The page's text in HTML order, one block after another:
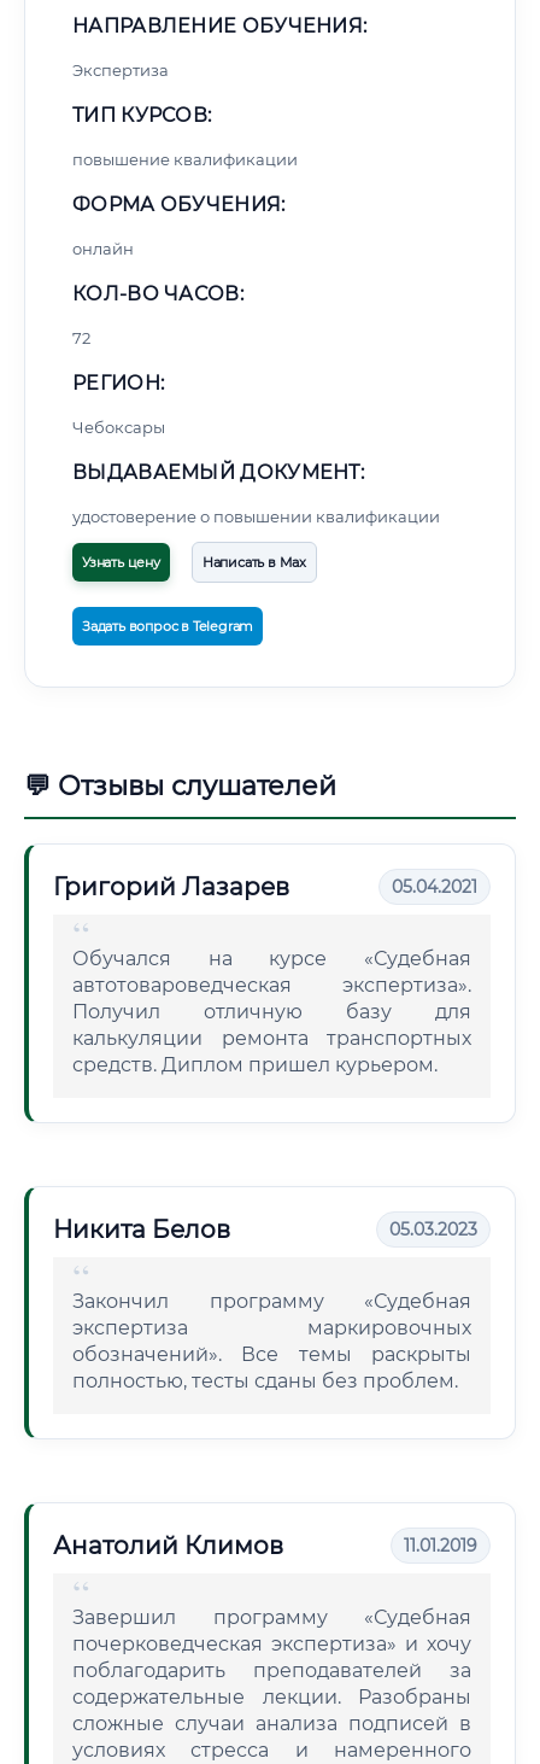
НАПРАВЛЕНИЕ ОБУЧЕНИЯ:
Экспертиза
ТИП КУРСОВ:
повышение квалификации
ФОРМА ОБУЧЕНИЯ:
онлайн
КОЛ-ВО ЧАСОВ:
72
РЕГИОН:
Чебоксары
ВЫДАВАЕМЫЙ ДОКУМЕНТ:
удостоверение о повышении квалификации
Узнать цену Написать в Max
Задать вопрос в Telegram
💬 Отзывы слушателей
Григорий Лазарев 05.04.2021
Обучался на курсе «Судебная
автотовароведческая экспертиза».
Получил отличную базу для
калькуляции ремонта транспортных
средств. Диплом пришел курьером.
Никита Белов 05.03.2023
Закончил программу «Судебная
экспертиза маркировочных
обозначений». Все темы раскрыты
полностью, тесты сданы без проблем.
Анатолий Климов 11.01.2019
Завершил программу «Судебная
почерковедческая экспертиза» и хочу
поблагодарить преподавателей за
содержательные лекции. Разобраны
сложные случаи анализа подписей в
условиях стресса и намеренного